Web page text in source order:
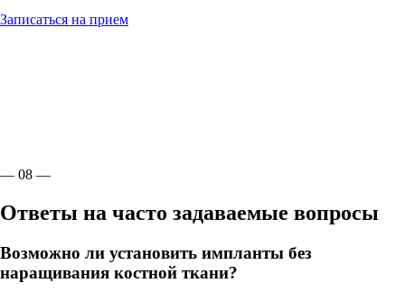
Записаться на прием
— 08 —
Ответы на часто задаваемые вопросы
Возможно ли установить импланты без
наращивания костной ткани?